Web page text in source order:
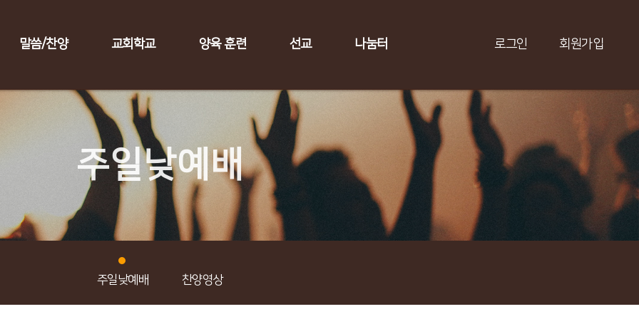
말씀/찬양 교회학교 양육 훈련 선교 나눔터 로그인 회원가입
주일낮예배
주일낮예배 찬양영상